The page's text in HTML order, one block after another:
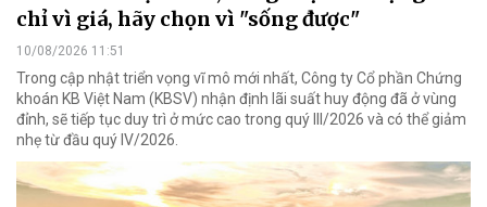
chỉ vì giá, hãy chọn vì "sống được"
10/08/2026 11:51
Trong cập nhật triển vọng vĩ mô mới nhất, Công ty Cổ phần Chứng
khoán KB Việt Nam (KBSV) nhận định lãi suất huy động đã ở vùng
đỉnh, sẽ tiếp tục duy trì ở mức cao trong quý III/2026 và có thể giảm
nhẹ từ đầu quý IV/2026.